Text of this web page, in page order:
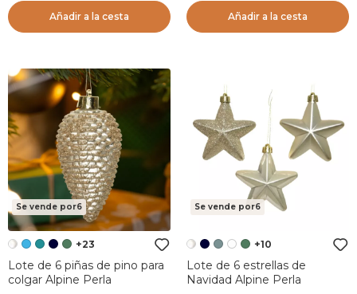
Añadir a la cesta Añadir a la cesta
Se vende por6
+23
Lote de 6 piñas de pino para
colgar Alpine Perla
Se vende por6
+10
Lote de 6 estrellas de
Navidad Alpine Perla